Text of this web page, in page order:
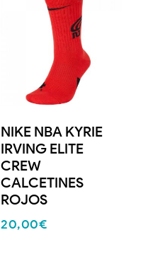
NIKE NBA KYRIE
IRVING ELITE
CREW
CALCETINES
ROJOS
20,00€